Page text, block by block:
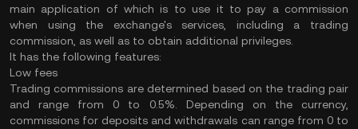
main application of which is to use it to pay a commission
when using the exchange's services, including a trading
commission, as well as to obtain additional privileges.
It has the following features:
Low fees
Trading commissions are determined based on the trading pair
and range from 0 to 0.5%. Depending on the currency,
commissions for deposits and withdrawals can range from 0 to